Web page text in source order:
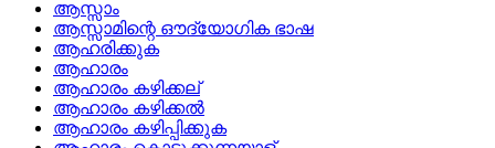
ആസ്സാം
ആസ്സാമിന്റെ ഔദ്യോഗിക ഭാഷ
ആഹരിക്കുക
ആഹാരം
ആഹാരം കഴിക്കല്
ആഹാരം കഴിക്കല്‍
ആഹാരം കഴിപ്പിക്കുക